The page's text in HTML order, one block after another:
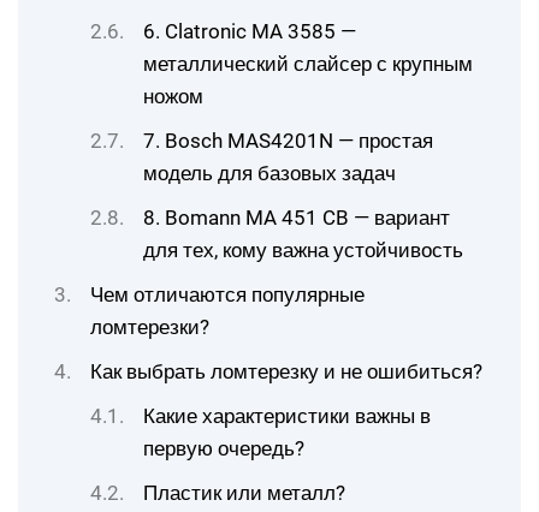
6. Clatronic MA 3585 —
металлический слайсер с крупным
ножом
7. Bosch MAS4201N — простая
модель для базовых задач
8. Bomann MA 451 CB — вариант
для тех, кому важна устойчивость
Чем отличаются популярные
ломтерезки?
Как выбрать ломтерезку и не ошибиться?
Какие характеристики важны в
первую очередь?
Пластик или металл?